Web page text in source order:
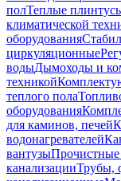
полТеплые
климатической
оборудования
циркуляционные
водыДымоходы и
техникой
теплого пола
оборудования
для каминов, печей
водонагревателей
вантузы
канализацииТрубы,